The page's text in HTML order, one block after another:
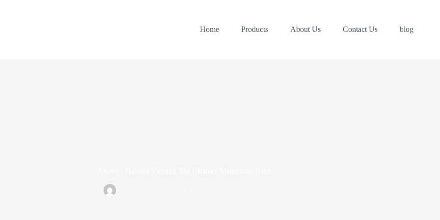
Home
Products About Us Contact Us blog